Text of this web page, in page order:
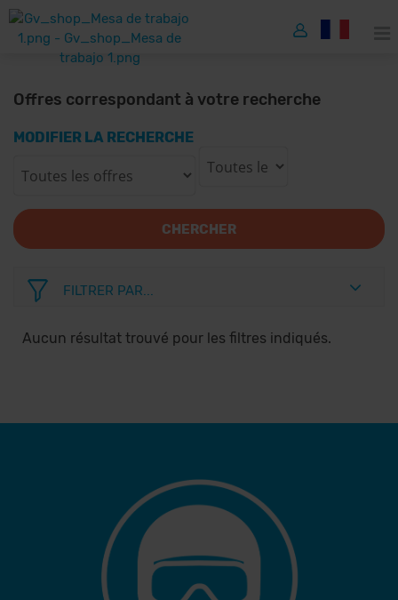
Offres correspondant à votre recherche
MODIFIER LA RECHERCHE
CHERCHER
FILTRER PAR...
Aucun résultat trouvé pour les filtres indiqués.